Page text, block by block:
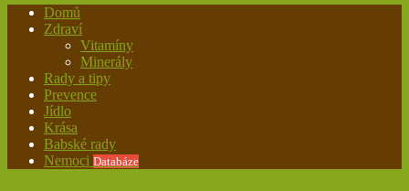
Domů
Zdraví
Vitamíny
Minerály
Rady a tipy
Prevence
Jídlo
Krása
Babské rady
Nemoci Databáze